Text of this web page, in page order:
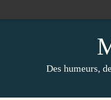
Des humeurs,